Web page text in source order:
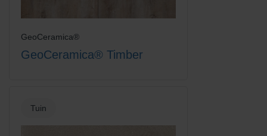
GeoCeramica®
GeoCeramica® Timber
Tuin